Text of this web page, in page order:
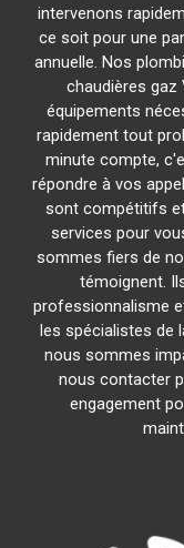
intervenons
ce soit pour une
annuelle. Nos
chaudières gaz
équipements
rapidement tout
minute compte,
répondre à vos
sont compétitifs
services pour
sommes fiers de
témoignent.
professionnalisme
les spécialistes de
nous sommes
nous contacter
engagement